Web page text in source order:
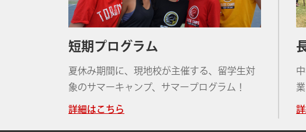
短期プログラム
夏休み期間に、現地校が主催する、留学生対
象のサマーキャンプ、サマープログラム！
詳細はこちら